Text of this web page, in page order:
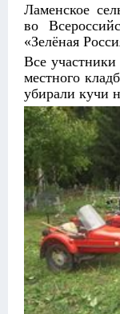
Ламенское
во
«Зелёная
Все
местного
убирали кучи